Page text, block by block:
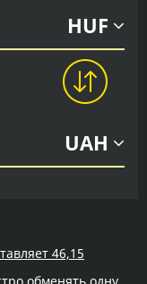
HUF
UAH
46,15